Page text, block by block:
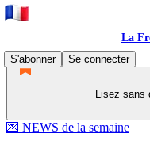
La
S'abonner
Se connecter
Lisez sans
💌 NEWS de la semaine